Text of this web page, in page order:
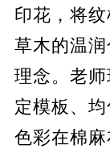
印花，将
草木的温
理念。老
定模板、
色彩在棉